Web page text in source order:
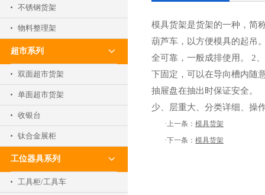
不锈钢货架
物料整理架
超市系列
双面超市货架
单面超市货架
收银台
钛合金展柜
工位器具系列
工具柜/工具车
模具货架是货架的一种，简
葫芦车，以方便模具的起吊
全可靠，一般成排使用。 2
下固定，可以在导向槽内
抽屉盘在抽出时保证安全
少、层重大、分类详细、
·上一条： 模具货架
·下一条： 模具货架